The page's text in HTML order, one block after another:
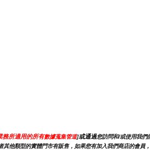
務所適用的所有數據蒐集管道]或通過您訪問和/或使用我們
他類型的實體門市有販售，如果您有加入我們商店的會員